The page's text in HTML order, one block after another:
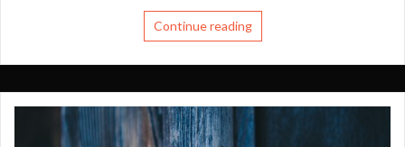
Continue reading